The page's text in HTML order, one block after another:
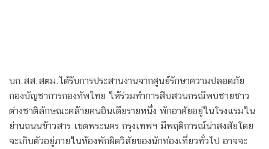
บก.สส.สตม.ได้รับการประสานงานจากศูนย์รักษาความปลอดภัย
กองบัญชาการกองทัพไทย ให้ร่วมทําการสืบสวนกรณีพบชายชาว
ต่างชาติลักษณะคล้ายคนอินเดียรายหนึ่ง พักอาศัยอยู่ในโรงแรมใน
ย่านถนนข้าวสาร เขตพระนคร กรุงเทพฯ มีพฤติการณ์น่าสงสัยโดย
จะเก็บตัวอยู่ภายในห้องพักผิดวิสัยของนักท่องเที่ยวทั่วไป อาจจะ